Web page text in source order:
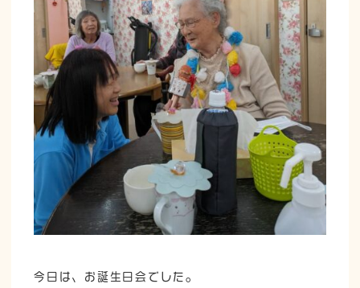
今日は、お誕生日会でした。